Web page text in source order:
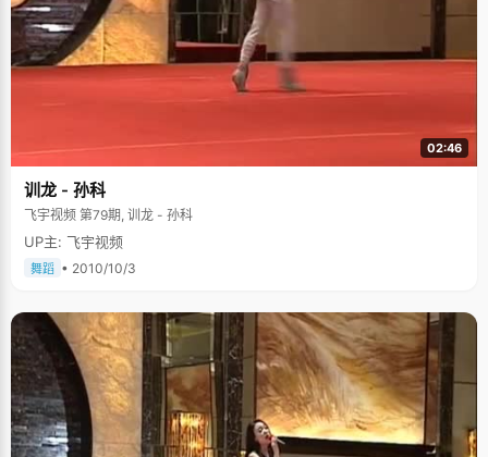
02:46
训龙 - 孙科
飞宇视频 第79期, 训龙 - 孙科
UP主: 飞宇视频
舞蹈 • 2010/10/3